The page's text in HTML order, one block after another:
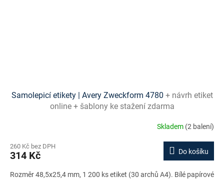
Samolepicí etikety | Avery Zweckform 4780 + návrh etiket
online + šablony ke stažení zdarma
Skladem (2 balení)
260 Kč bez DPH
314 Kč Do košíku
Rozměr 48,5x25,4 mm, 1 200 ks etiket (30 archů A4). Bílé papírové